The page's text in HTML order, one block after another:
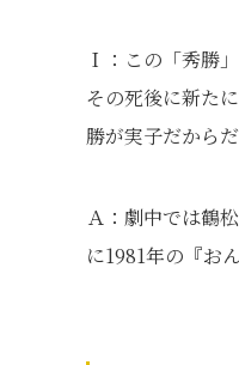
Ｉ：この「秀勝
その死後に新た
勝が実子だから
Ａ：劇中では鶴
に1981年の『お